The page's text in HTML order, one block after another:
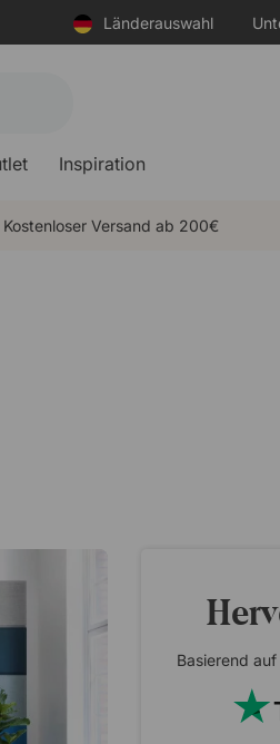
Länderauswahl
Inspiration
Kostenloser Versand ab 200€
Basierend auf